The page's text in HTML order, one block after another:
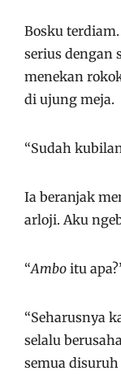
Bosku
serius dengan
menekan
di ujung meja.
“Sudah
Ia beranjak
arloji. Aku
“Ambo itu
“Seharusnya
selalu
semua disuruh